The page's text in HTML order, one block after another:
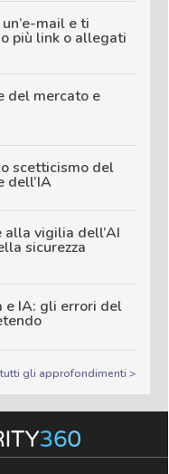
mail e ti
più link o allegati
del mercato e
scetticismo del
dell’IA
vigilia dell’AI
sicurezza
e IA: gli errori del
gli approfondimenti >